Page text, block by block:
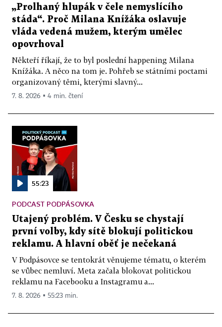
„Prolhaný hlupák v čele nemyslícího
stáda“. Proč Milana Knížáka oslavuje
vláda vedená mužem, kterým umělec
opovrhoval
Někteří říkají, že to byl poslední happening Milana
Knížáka. A něco na tom je. Pohřeb se státními poctami
organizovaný těmi, kterými slavný...
7. 8. 2026 ▪ 4 min. čtení
55:23
PODCAST PODPÁSOVKA
Utajený problém. V Česku se chystají
první volby, kdy sítě blokují politickou
reklamu. A hlavní oběť je nečekaná
V Podpásovce se tentokrát věnujeme tématu, o kterém
se vůbec nemluví. Meta začala blokovat politickou
reklamu na Facebooku a Instagramu a...
7. 8. 2026 ▪ 55:23 min.